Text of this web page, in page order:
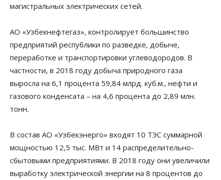
магистральных электрических сетей.
АО «Узбекнефтегаз», контролирует большинство
предприятий республики по разведке, добыче,
переработке и транспортировки углеводородов. В
частности, в 2018 году добыча природного газа
выросла на 6,1 процента 59,84 млрд. куб.м., нефти и
газового конденсата – на 4,6 процента до 2,89 млн.
тонн.
В состав АО «Узбекэнерго» входят 10 ТЭС суммарной
мощностью 12,5 тыс. МВт и 14 распределительно-
сбытовыми предприятиями. В 2018 году они увеличили
выработку электрической энергии на 8 процентов до